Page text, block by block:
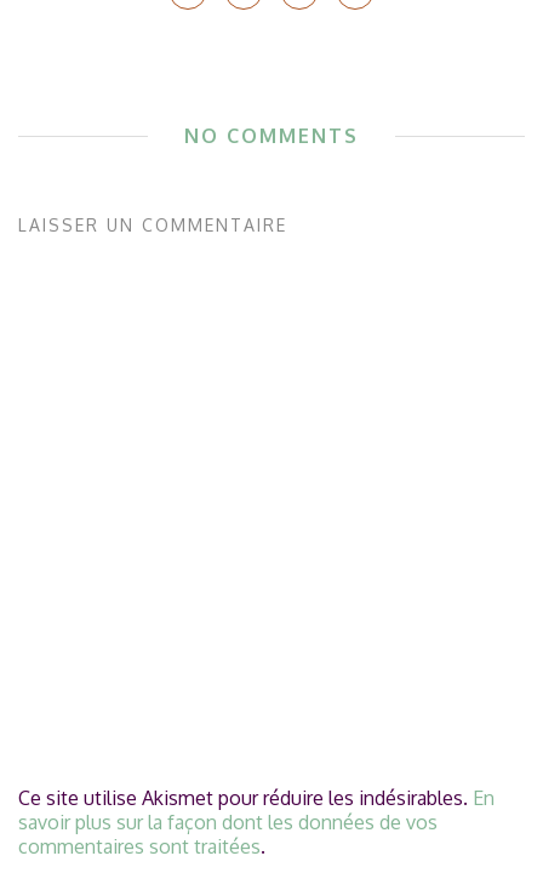
NO COMMENTS
LAISSER UN COMMENTAIRE
Ce site utilise Akismet pour réduire les indésirables. En
savoir plus sur la façon dont les données de vos
commentaires sont traitées.